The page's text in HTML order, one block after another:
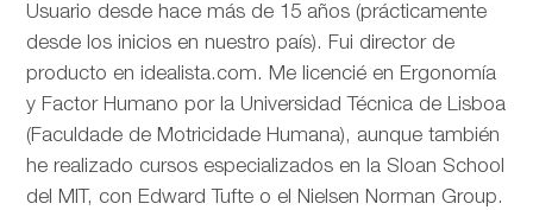
Usuario desde hace más de 15 años (prácticamente
desde los inicios en nuestro país). Fui director de
producto en idealista.com. Me licencié en Ergonomía
y Factor Humano por la Universidad Técnica de Lisboa
(Faculdade de Motricidade Humana), aunque también
he realizado cursos especializados en la Sloan School
del MIT, con Edward Tufte o el Nielsen Norman Group.